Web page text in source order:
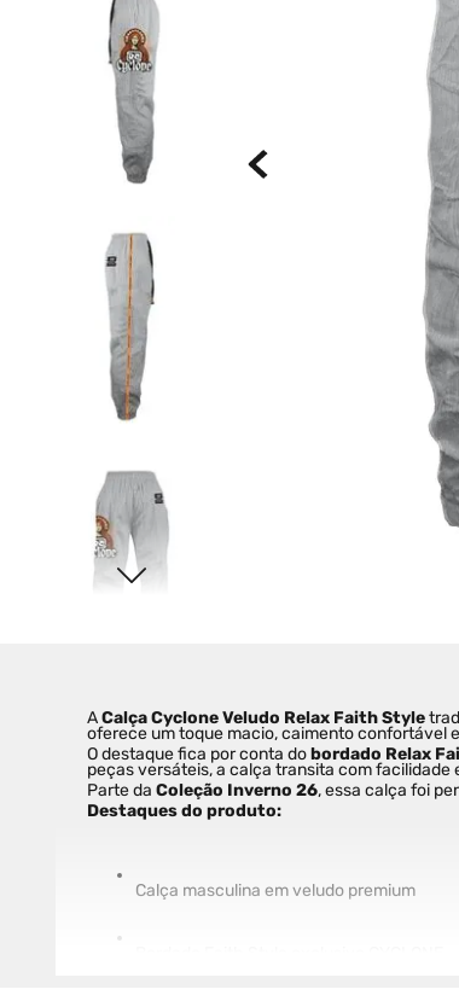
A Calça Cyclone Veludo Relax Faith Style
oferece um toque macio, caimento confortável
O destaque fica por conta do bordado Relax
peças versáteis, a calça transita com facilidade
Parte da Coleção Inverno 26, essa calça foi
Destaques do produto:
Calça masculina em veludo premium
Saia
Bermuda Veludo